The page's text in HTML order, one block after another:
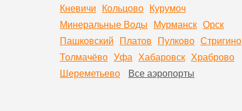
Кневичи Кольцово Курумоч
Минеральные Воды Мурманск Орск
Пашковский Платов Пулково Стригино
Толмачёво Уфа Хабаровск Храброво
Шереметьево
Все аэропорты